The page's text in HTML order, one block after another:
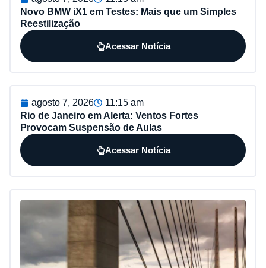
Novo BMW iX1 em Testes: Mais que um Simples
Reestilização
Acessar Notícia
agosto 7, 2026
11:15 am
Rio de Janeiro em Alerta: Ventos Fortes
Provocam Suspensão de Aulas
Acessar Notícia